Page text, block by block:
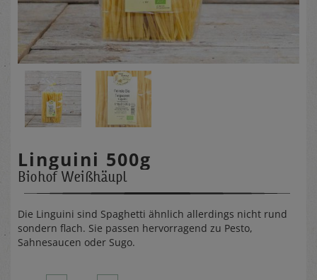
Linguini 500g
Biohof Weißhäupl
Die Linguini sind Spaghetti ähnlich allerdings nicht rund
sondern flach. Sie passen hervorragend zu Pesto,
Sahnesaucen oder Sugo.